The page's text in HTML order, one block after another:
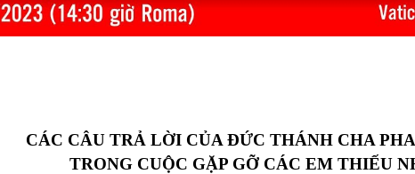
CÁC CÂU TRẢ LỜI CỦA ĐỨC THÁNH CHA
TRONG CUỘC GẶP GỠ CÁC EM THIẾU